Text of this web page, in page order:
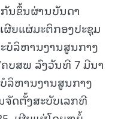
ນຂຶ້ນຜ່ານບັນດາ
ຜີຍແຜ່ມະຕິກອງປະຊຸມ
ບໍລິຫານງານສູນກາງ
ບສພ ລົງວັນທີ 7 ມີນາ
ລິຫານງານສູນກາງ
ດຕັ້ງສະບັບເລກທີ